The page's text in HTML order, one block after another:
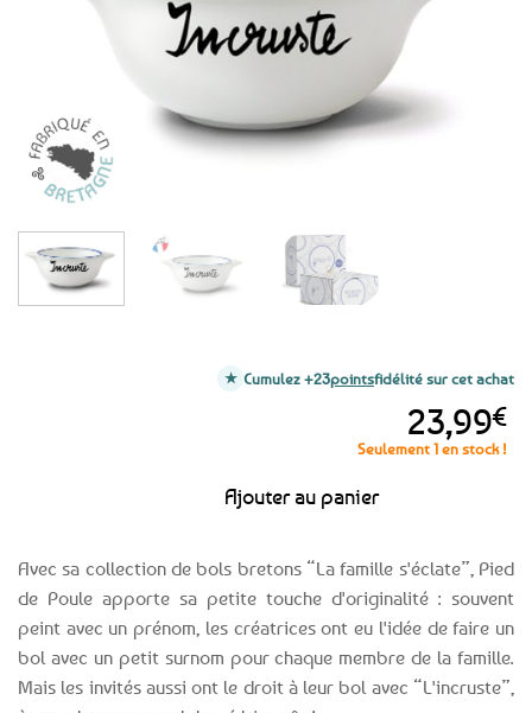
Avec sa collection de bols bretons “La famille s'éclate”, Pied
de Poule apporte sa petite touche d'originalité : souvent
peint avec un prénom, les créatrices ont eu l'idée de faire un
bol avec un petit surnom pour chaque membre de la famille.
Mais les invités aussi ont le droit à leur bol avec “L'incruste”,
23,99€
Seulement 1 en stock !
Ajouter au panier
Cumulez +23pointsfidélité sur cet achat